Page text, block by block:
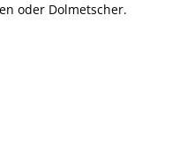
oder Dolmetscher.